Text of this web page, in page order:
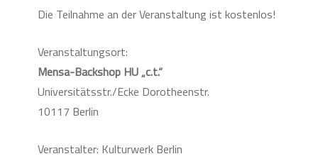
Die Teilnahme an der Veranstaltung ist kostenlos!
Veranstaltungsort:
Mensa-Backshop HU „c.t.“
Universitätsstr./Ecke Dorotheenstr.
10117 Berlin
Veranstalter: Kulturwerk Berlin